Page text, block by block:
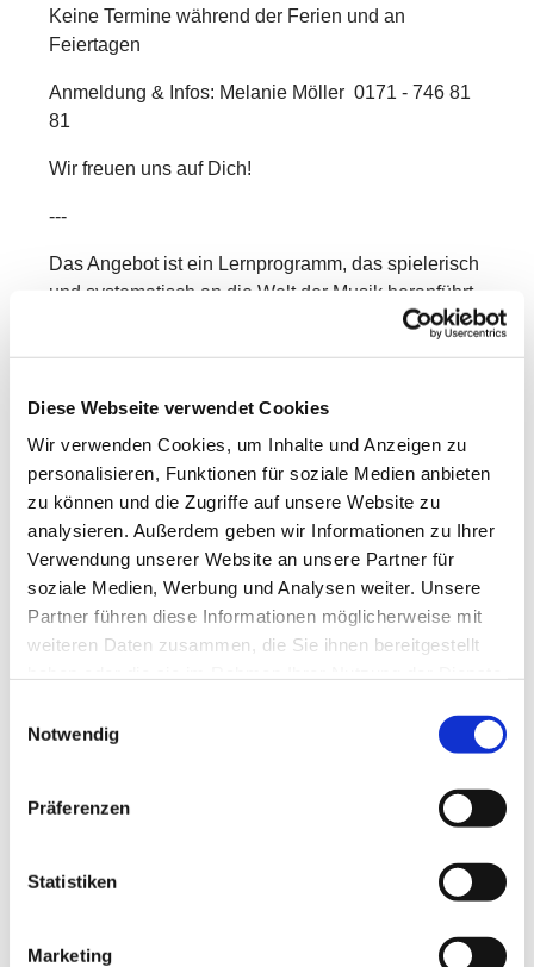
Diese Webseite verwendet Cookies
Wir verwenden Cookies, um Inhalte und Anzeigen zu
personalisieren, Funktionen für soziale Medien anbieten
zu können und die Zugriffe auf unsere Website zu
analysieren. Außerdem geben wir Informationen zu Ihrer
Verwendung unserer Website an unsere Partner für
soziale Medien, Werbung und Analysen weiter. Unsere
Partner führen diese Informationen möglicherweise mit
weiteren Daten zusammen, die Sie ihnen bereitgestellt
Notwendig
Präferenzen
Statistiken
Marketing
Keine Termine während der Ferien und an
Feiertagen
Anmeldung & Infos: Melanie Möller 0171 - 746 81
81
Wir freuen uns auf Dich!
---
Das Angebot ist ein Lernprogramm, das spielerisch
und systematisch an die Welt der Musik heranführt.
In Kleingruppen entdecken die Kinder mit Freude
Bewegung & Tanz
Musikhören
Rhythmik
Grundlagen der Musiklehre
Neben musikalischem Wissen wachsen auch
Lernbereitschaft, Fantasie, Wahrnehmung und
Musik öffnet Herzen – und fördert Kinder in ihrer